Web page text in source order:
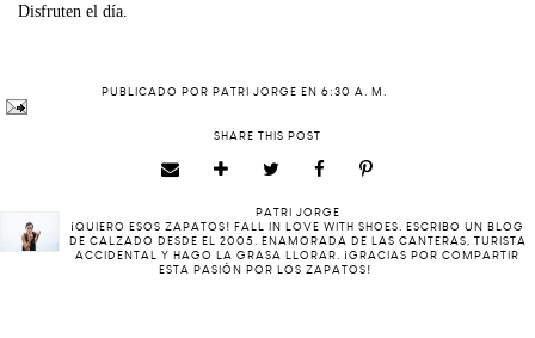
Disfruten el día.
PUBLICADO POR PATRI JORGE EN 6:30 A. M.
SHARE THIS POST
PATRI JORGE
¡QUIERO ESOS ZAPATOS! FALL IN LOVE WITH SHOES. ESCRIBO UN BLOG
DE CALZADO DESDE EL 2005. ENAMORADA DE LAS CANTERAS, TURISTA
ACCIDENTAL Y HAGO LA GRASA LLORAR. ¡GRACIAS POR COMPARTIR
ESTA PASIÓN POR LOS ZAPATOS!